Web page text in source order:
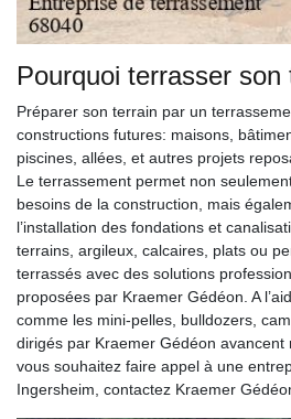
Pourquoi terrasser son
Préparer son terrain par un
constructions futures: maisons,
piscines, allées, et autres projets
Le terrassement permet non
besoins de la construction, mais
l’installation des fondations et
terrains, argileux, calcaires, plats ou
terrassés avec des solutions
proposées par Kraemer Gédéon. A
comme les mini-pelles, bulldozers,
dirigés par Kraemer Gédéon avancent
vous souhaitez faire appel à une
Ingersheim, contactez Kraemer